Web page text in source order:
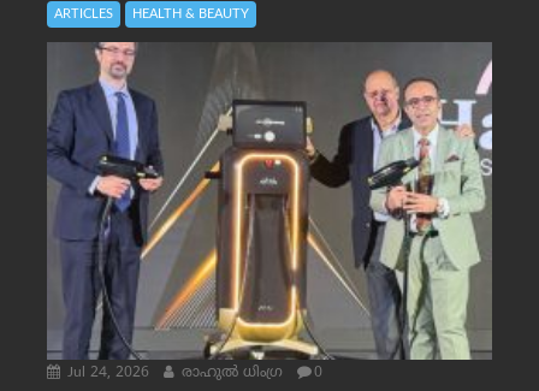
ARTICLES HEALTH & BEAUTY
Jul 24, 2026 രാഹുല്‍ ധിംഗ്ര 0